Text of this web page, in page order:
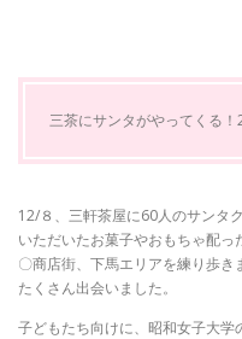
三茶にサンタがやってくる
12/８、三軒茶屋に60人のサンタ
いただいたお菓子やおもちゃ配
〇商店街、下馬エリアを練り歩
たくさん出会いました。
子どもたち向けに、昭和女子大